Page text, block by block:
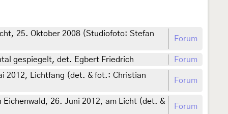
25. Oktober 2008 (Studiofoto: Stefan
Forum
gespiegelt, det. Egbert Friedrich
Forum
2012, Lichtfang (det. & fot.: Christian
Forum
26. Juni 2012, am Licht (det. &
Forum